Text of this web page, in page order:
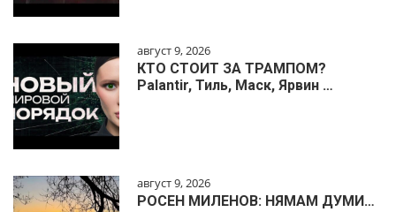
август 9, 2026
КТО СТОИТ ЗА ТРАМПОМ?
Palantir, Тиль, Маск, Ярвин …
август 9, 2026
РОСЕН МИЛЕНОВ: НЯМАМ ДУМИ…